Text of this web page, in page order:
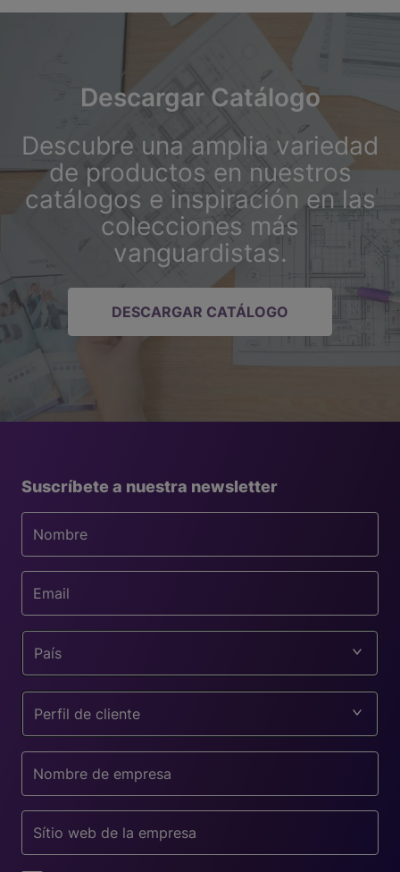
Descargar Catálogo
Descubre una amplia variedad
de productos en nuestros
catálogos e inspiración en las
colecciones más
vanguardistas.
DESCARGAR CATÁLOGO
Suscríbete a nuestra newsletter
País
Perfil de cliente